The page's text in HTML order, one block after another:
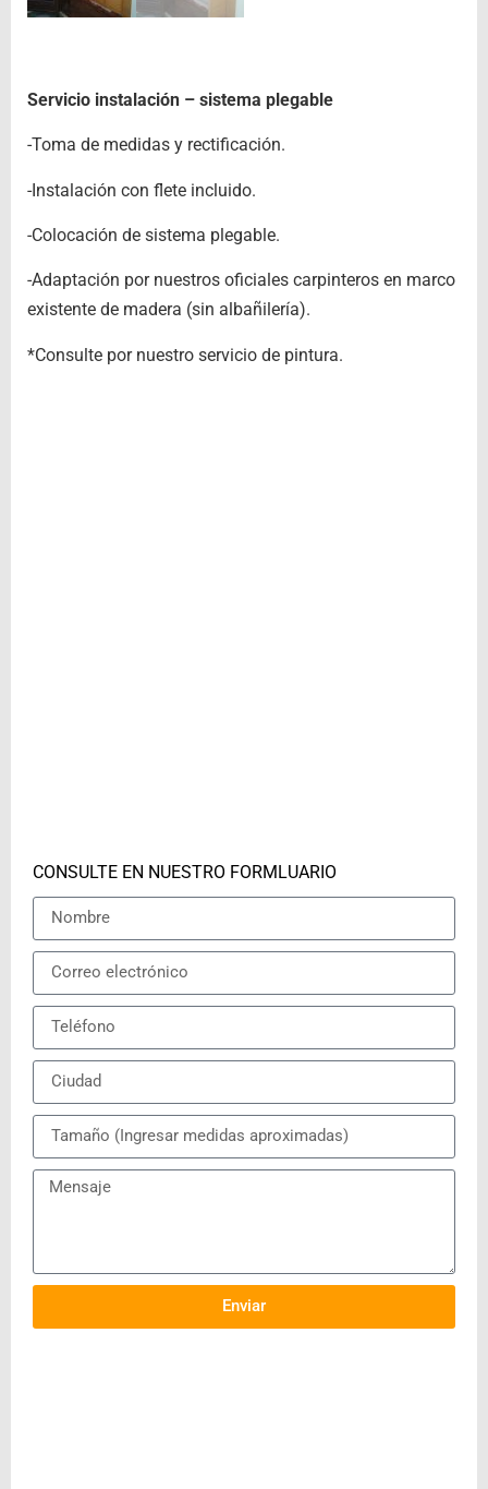
Servicio instalación – sistema plegable
-Toma de medidas y rectificación.
-Instalación con flete incluido.
-Colocación de sistema plegable.
-Adaptación por nuestros oficiales carpinteros en marco
existente de madera (sin albañilería).
*Consulte por nuestro servicio de pintura.
CONSULTE EN NUESTRO FORMLUARIO
Enviar